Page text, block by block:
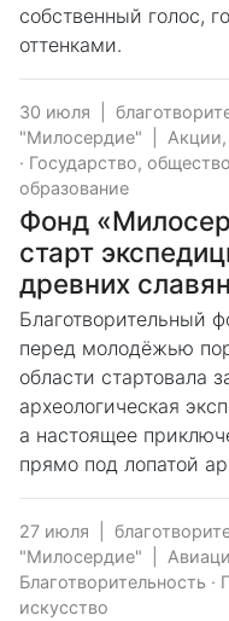
собственный голос,
оттенками.
30 июля
"Милосердие"
· Государство, общество
образование
Фонд
старт
древних славян
Благотворительный
перед молодёжью
области стартовала
археологическая
а настоящее
прямо под лопатой
27 июля
"Милосердие"
Благотворительность ·
искусство